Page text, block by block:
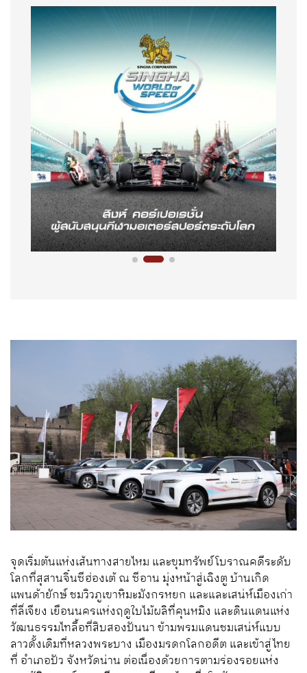
จุดเริ่มต้นแห่งเส้นทางสายไหม และขุมทรัพย์โบราณคดีระดับ
โลกที่สุสานจิ๋นซีฮ่องเต้ ณ ซีอาน มุ่งหน้าสู่เฉิงตู บ้านเกิด
แพนด้ายักษ์ ชมวิวภูเขาหิมะมังกรหยก และและเสน่ห์เมืองเก่า
ที่ลี่เจียง เยือนนครแห่งฤดูใบไม้ผลิที่คุนหมิง และดินแดนแห่ง
วัฒนธรรมไทลื้อที่สิบสองปันนา ข้ามพรมแดนชมเสน่ห์แบบ
ลาวดั้งเดิมที่หลวงพระบาง เมืองมรดกโลกอดีต และเข้าสู่ไทย
ที่ อำเภอปัว จังหวัดน่าน ต่อเนื่องด้วยการตามร่องรอยแห่ง